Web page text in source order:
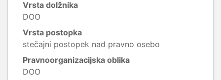
Vrsta dolžnika
DOO
Vrsta postopka
stečajni postopek nad pravno osebo
Pravnoorganizacijska oblika
DOO